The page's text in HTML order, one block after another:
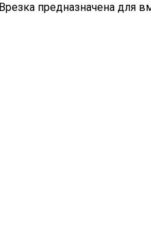
Врезка предназначена для